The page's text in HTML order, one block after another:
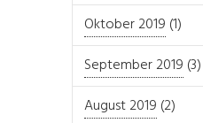
Oktober 2019 (1)
September 2019 (3)
August 2019 (2)